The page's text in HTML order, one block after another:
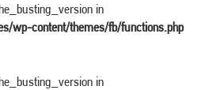
in
wp-content/themes/fb/functions.php
in